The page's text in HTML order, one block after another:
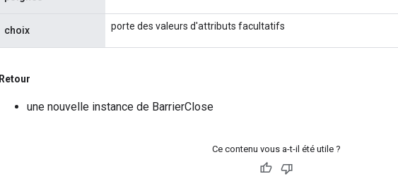
choix porte des valeurs d'attributs facultatifs
Retour
une nouvelle instance de BarrierClose
Ce contenu vous a-t-il été utile ?